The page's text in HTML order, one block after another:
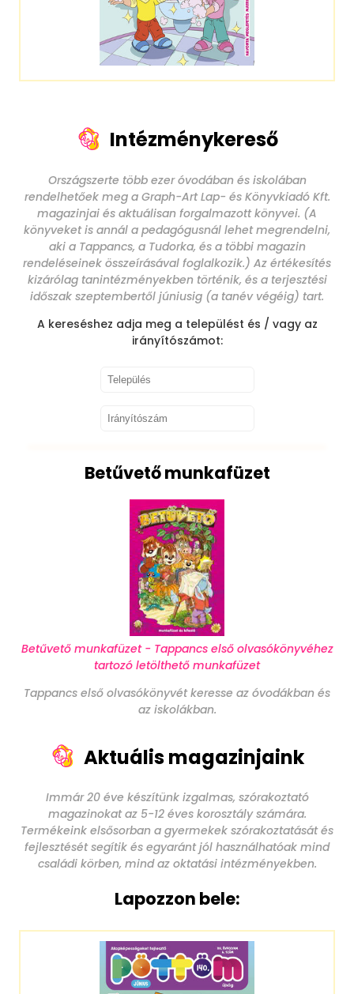
Intézménykereső
Országszerte több ezer óvodában és iskolában
rendelhetőek meg a Graph-Art Lap- és Könyvkiadó Kft.
magazinjai és aktuálisan forgalmazott könyvei. (A
könyveket is annál a pedagógusnál lehet megrendelni,
aki a Tappancs, a Tudorka, és a többi magazin
rendeléseinek összeírásával foglalkozik.) Az értékesítés
kizárólag tanintézményekben történik, és a terjesztési
időszak szeptembertől júniusig (a tanév végéig) tart.
A kereséshez adja meg a települést és / vagy az
irányítószámot:
Betűvető munkafüzet
Betűvető munkafüzet - Tappancs első olvasókönyvéhez
tartozó letölthető munkafüzet
Tappancs első olvasókönyvét keresse az óvodákban és
az iskolákban.
Aktuális magazinjaink
Immár 20 éve készítünk izgalmas, szórakoztató
magazinokat az 5-12 éves korosztály számára.
Termékeink elsősorban a gyermekek szórakoztatását és
fejlesztését segítik és egyaránt jól használhatóak mind
családi körben, mind az oktatási intézményekben.
Lapozzon bele: